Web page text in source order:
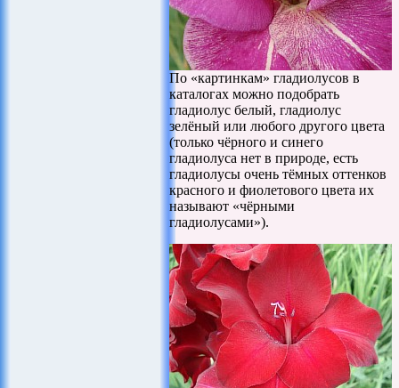
По «картинкам» гладиолусов в
каталогах можно подобрать
гладиолус белый, гладиолус
зелёный или любого другого цвета
(только чёрного и синего
гладиолуса нет в природе, есть
гладиолусы очень тёмных оттенков
красного и фиолетового цвета их
называют «чёрными
гладиолусами»).